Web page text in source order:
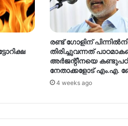
രണ്ട് ഗോളിന്
തിരിച്ചുവന്നത്
അർജന്റീനയെ
നേതാക്കളോട് എം.എ.
4 weeks ago